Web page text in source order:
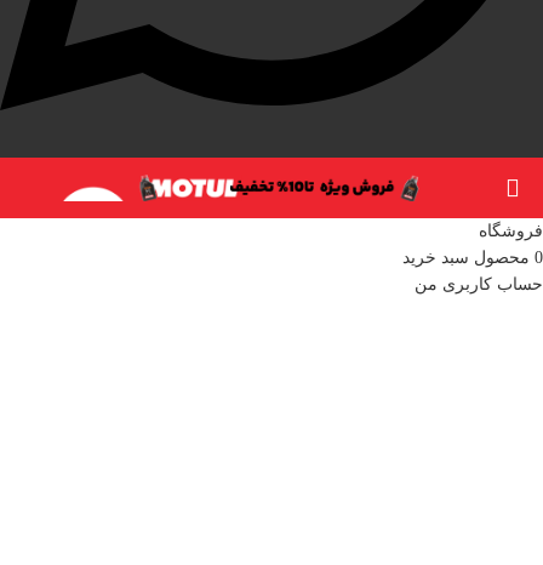
فروشگاه
0 محصول سبد خرید
حساب کاربری من